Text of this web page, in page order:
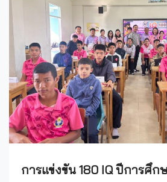
การแข่งขัน 180 IQ ปีการศึก